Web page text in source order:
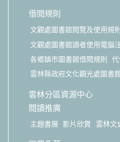
借閱規則
文觀處圖書館閱覽及使用規則
文觀處圖書館讀者使用電腦
各鄉鎮市圖書館借閱規則
雲林縣政府文化觀光處圖書
雲林分區資源中心
閱讀推廣
主題書展 影片欣賞 雲林文